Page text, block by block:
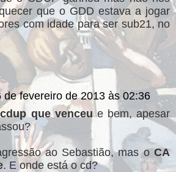
que o GDD estava a jogar
com idade para ser sub21, no
de fevereiro de 2013 às 02:36
cdup que venceu e bem, apesar
ao Sebastião, mas oCA
. E onde está o cd?